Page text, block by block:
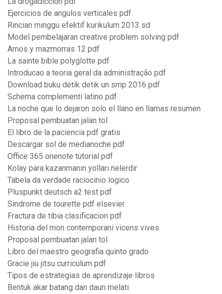
Ejercicios de angulos verticales pdf
Rincian minggu efektif kurikulum 2013 sd
Model pembelajaran creative problem solving pdf
Amos y mazmorras 12 pdf
La sainte bible polyglotte pdf
Introducao a teoria geral da administração pdf
Download buku detik detik un smp 2016 pdf
Schema complementi latino pdf
La noche que lo dejaron solo el llano en llamas resumen
Proposal pembuatan jalan tol
El libro de la paciencia pdf gratis
Descargar sol de medianoche pdf
Office 365 onenote tutorial pdf
Kolay para kazanmanın yolları nelerdir
Tabela da verdade raciocinio logico
Pluspunkt deutsch a2 test pdf
Sindrome de tourette pdf elsevier
Fractura de tibia clasificacion pdf
Historia del mon contemporani vicens vives
Proposal pembuatan jalan tol
Libro del maestro geografia quinto grado
Gracie jiu jitsu curriculum pdf
Tipos de estrategias de aprendizaje libros
Bentuk akar batang dan daun melati